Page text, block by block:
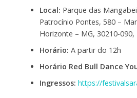
Local: Parque das
Patrocínio Pontes, 580 –
Horizonte – MG, 30210-090,
Horário: A partir do 12h
Horário Red Bull Dance
Ingressos: https://